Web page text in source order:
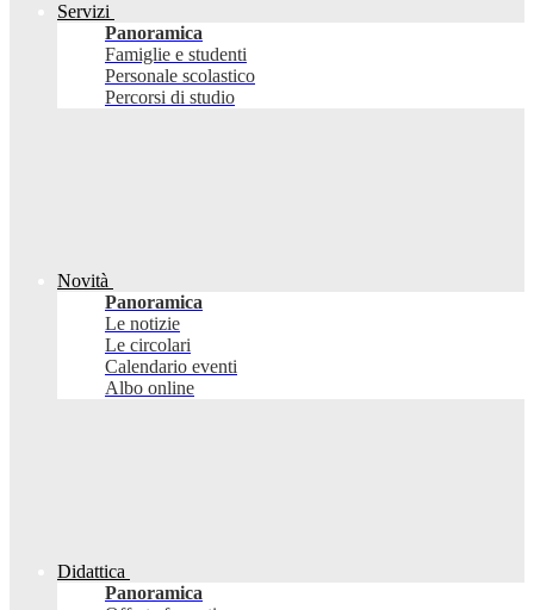
Servizi
Panoramica
Famiglie e studenti
Personale scolastico
Percorsi di studio
Novità
Panoramica
Le notizie
Le circolari
Calendario eventi
Albo online
Didattica
Panoramica